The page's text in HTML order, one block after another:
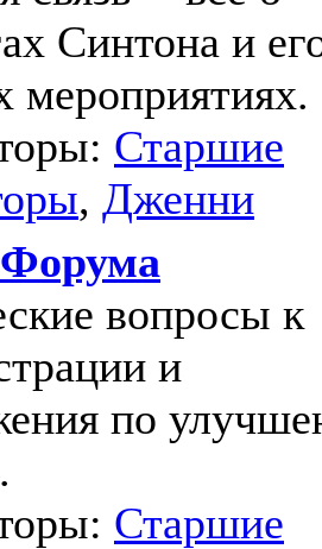
Синтона и
мероприятиях.
Старшие
, Дженни
вопросы к
и
по
Старшие